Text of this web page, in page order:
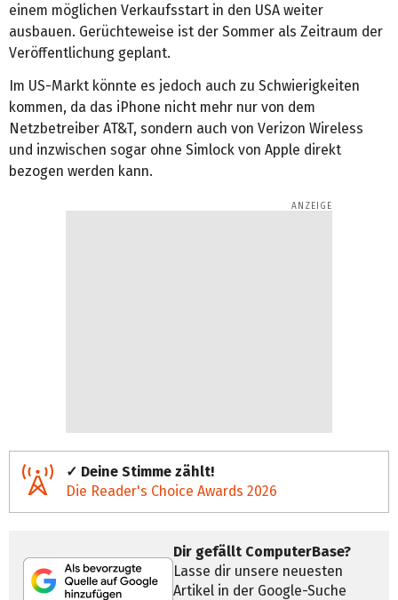
einem möglichen Verkaufsstart in den USA weiter
ausbauen. Gerüchteweise ist der Sommer als Zeitraum der
Veröffentlichung geplant.
Im US-Markt könnte es jedoch auch zu Schwierigkeiten
kommen, da das iPhone nicht mehr nur von dem
Netzbetreiber AT&T, sondern auch von Verizon Wireless
und inzwischen sogar ohne Simlock von Apple direkt
bezogen werden kann.
✓ Deine Stimme zählt!
Die Reader's Choice Awards 2026
Dir gefällt ComputerBase?
Lasse dir unsere neuesten
Artikel in der Google-Suche